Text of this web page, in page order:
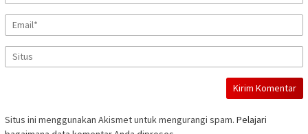
Situs ini menggunakan Akismet untuk mengurangi spam. Pelajari